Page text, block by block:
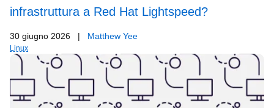
infrastruttura a Red Hat Lightspeed?
30 giugno 2026 | Matthew Yee
Linux